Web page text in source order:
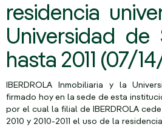
residencia
Universidad de
hasta 2011 (07/
IBERDROLA Inmobiliaria y la
firmado hoy en la sede de esta
por el cual la filial de IBERDROLA
2010 y 2010-2011 el uso de la